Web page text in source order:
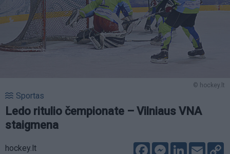
© hockey.lt
Sportas
Ledo ritulio čempionate – Vilniaus VNA
staigmena
hockey.lt FacebookMessenger
LinkedIn
Email